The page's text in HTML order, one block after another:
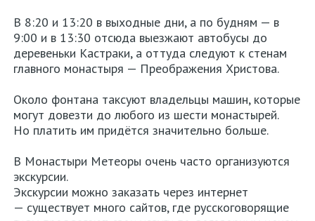
В 8:20 и 13:20 в выходные дни, а по будням — в
9:00 и в 13:30 отсюда выезжают автобусы до
деревеньки Кастраки, а оттуда следуют к стенам
главного монастыря — Преображения Христова.
Около фонтана таксуют владельцы машин, которые
могут довезти до любого из шести монастырей.
Но платить им придётся значительно больше.
В Монастыри Метеоры очень часто организуются
экскурсии.
Экскурсии можно заказать через интернет
— существует много сайтов, где русскоговорящие